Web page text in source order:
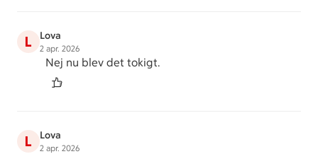
L Lova
2 apr. 2026
Nej nu blev det tokigt.
L Lova
2 apr. 2026